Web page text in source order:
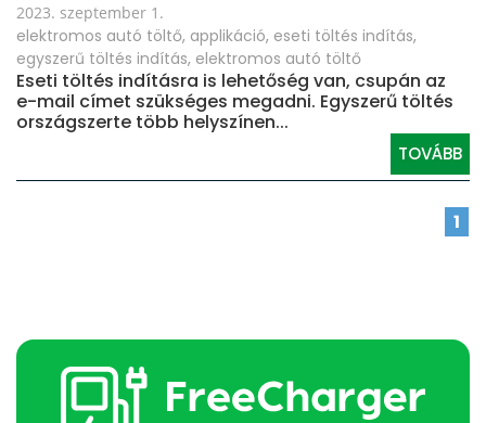
2023. szeptember 1.
elektromos autó töltő, applikáció, eseti töltés indítás,
egyszerű töltés indítás, elektromos autó töltő
Eseti töltés indításra is lehetőség van, csupán az
e-mail címet szükséges megadni. Egyszerű töltés
országszerte több helyszínen...
TOVÁBB
1